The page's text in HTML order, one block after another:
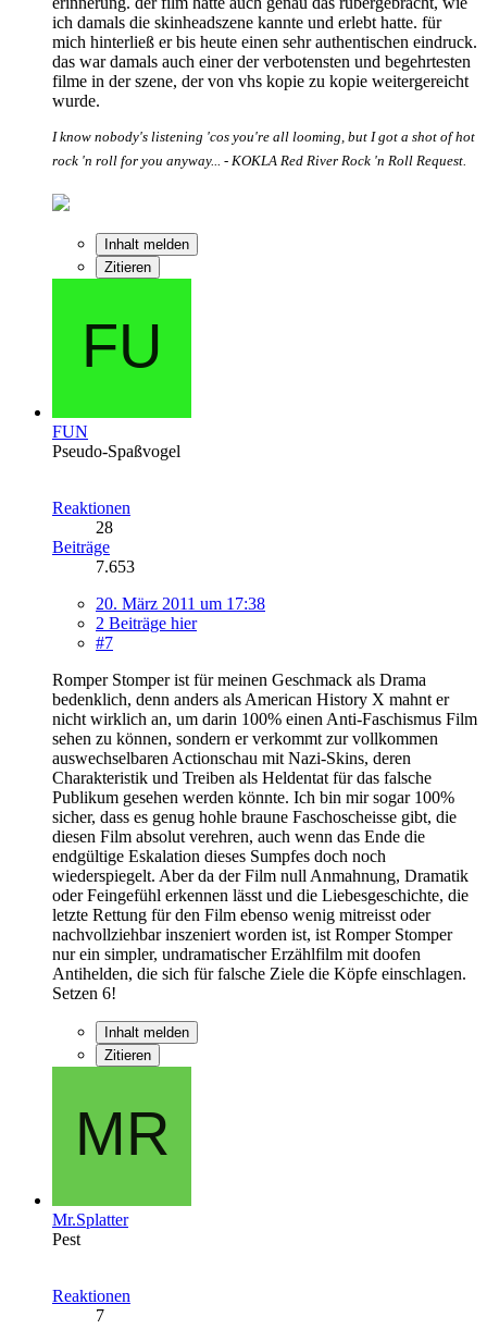
ich damals die skinheadszene kannte und erlebt hatte. für
mich hinterließ er bis heute einen sehr authentischen eindruck.
das war damals auch einer der verbotensten und begehrtesten
filme in der szene, der von vhs kopie zu kopie weitergereicht
wurde.
I know nobody's listening 'cos you're all looming, but I got a shot of hot
rock 'n roll for you anyway... - KOKLA Red River Rock 'n Roll Request.
Inhalt melden
Zitieren
FUN
Pseudo-Spaßvogel
Reaktionen
28
Beiträge
7.653
20. März 2011 um 17:38
2 Beiträge hier
#7
Romper Stomper ist für meinen Geschmack als Drama
bedenklich, denn anders als American History X mahnt er
nicht wirklich an, um darin 100% einen Anti-Faschismus Film
sehen zu können, sondern er verkommt zur vollkommen
auswechselbaren Actionschau mit Nazi-Skins, deren
Charakteristik und Treiben als Heldentat für das falsche
Publikum gesehen werden könnte. Ich bin mir sogar 100%
sicher, dass es genug hohle braune Faschoscheisse gibt, die
diesen Film absolut verehren, auch wenn das Ende die
endgültige Eskalation dieses Sumpfes doch noch
wiederspiegelt. Aber da der Film null Anmahnung, Dramatik
oder Feingefühl erkennen lässt und die Liebesgeschichte, die
letzte Rettung für den Film ebenso wenig mitreisst oder
nachvollziehbar inszeniert worden ist, ist Romper Stomper
nur ein simpler, undramatischer Erzählfilm mit doofen
Antihelden, die sich für falsche Ziele die Köpfe einschlagen.
Setzen 6!
Inhalt melden
Zitieren
Mr.Splatter
Pest
Reaktionen
7